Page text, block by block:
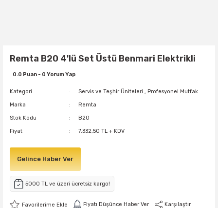
Remta B20 4'lü Set Üstü Benmari Elektrikli
0.0 Puan - 0 Yorum Yap
Kategori Servis ve Teşhir Üniteleri , Profesyonel Mutfak
Marka Remta
Stok Kodu B20
Fiyat 7.332,50 TL + KDV
Gelince Haber Ver
5000 TL ve üzeri ücretsiz kargo!
Fiyatı Düşünce Haber Ver Karşılaştır